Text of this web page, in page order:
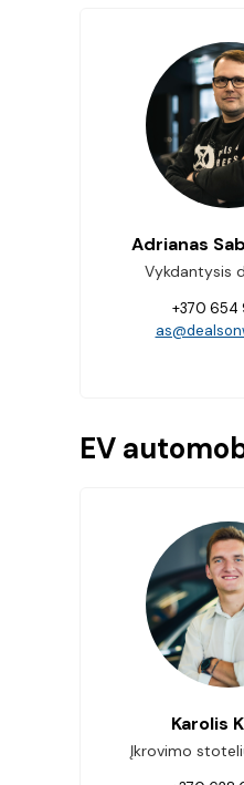
Adrianas
Vykdantysis
+370 654
EV
Karolis
Įkrovimo